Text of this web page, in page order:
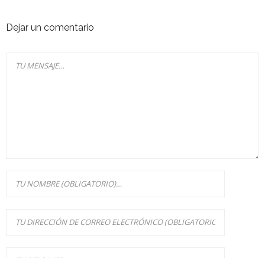
Dejar un comentario